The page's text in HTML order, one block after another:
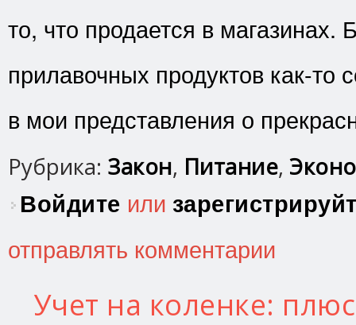
то, что продается в магазинах.
прилавочных продуктов как-то
в мои представления о
Рубрика: Закон, Питание,
Войдите или
отправлять комментарии
Учет на коленке: